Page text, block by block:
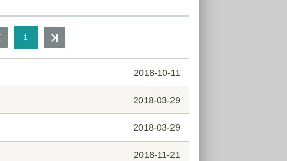
1
2018-10-11
2018-03-29
2018-03-29
2018-11-21